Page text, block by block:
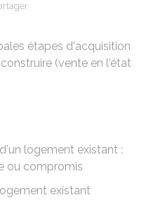
étapes d'acquisition
(vente en l'état
logement existant :
ou compromis
existant